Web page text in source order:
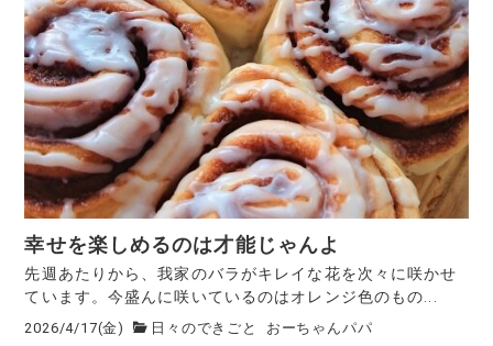
幸せを楽しめるのは才能じゃんよ
先週あたりから、我家のバラがキレイな花を次々に咲かせ
ています。今盛んに咲いているのはオレンジ色のもの...
2026/4/17(金) 日々のできごと おーちゃんパパ